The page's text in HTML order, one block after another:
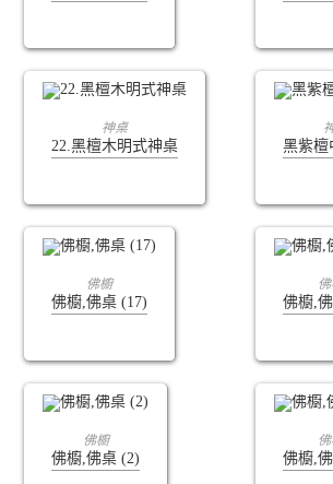
查看內容
神桌
22.黑檀木明式神桌
查
黑紫檀
查看內容
佛櫥
佛櫥,佛桌 (17)
查
佛櫥,
查看內容
佛櫥
佛櫥,佛桌 (2)
查
佛櫥,